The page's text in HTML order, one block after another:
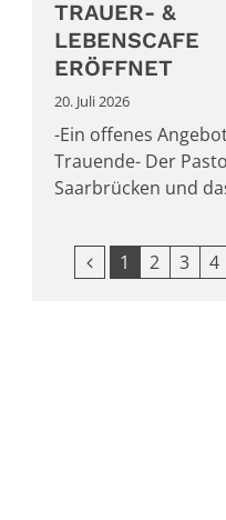
TRAUER- &
LEBENSCAFE
ERÖFFNET
20. Juli 2026
-Ein offenes
Trauende- Der
Saarbrücken und
Vorherige Seite
1 2 3 4